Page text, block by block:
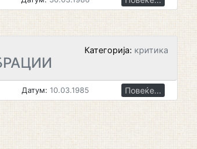
Категорија: критика
Датум: 10.03.1985 Повеќе...